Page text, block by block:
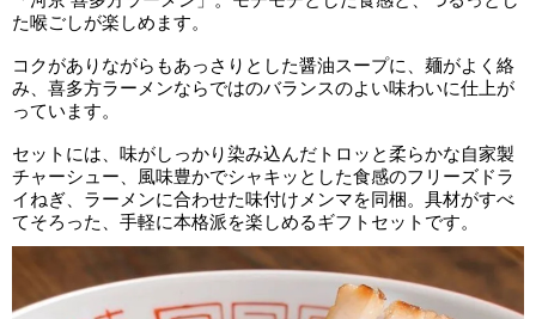
た喉ごしが楽しめます。
コクがありながらもあっさりとした醤油スープに、麺がよく絡
み、喜多方ラーメンならではのバランスのよい味わいに仕上が
っています。
セットには、味がしっかり染み込んだトロッと柔らかな自家製
チャーシュー、風味豊かでシャキッとした食感のフリーズドラ
イねぎ、ラーメンに合わせた味付けメンマを同梱。具材がすべ
てそろった、手軽に本格派を楽しめるギフトセットです。